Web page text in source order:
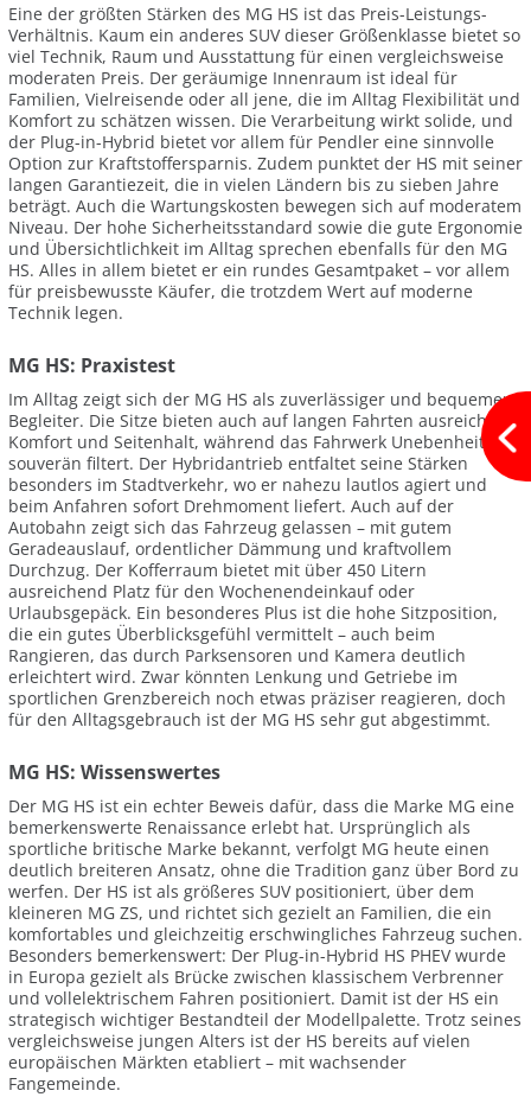
Eine der größten Stärken des MG HS ist das Preis-Leistungs-
Verhältnis. Kaum ein anderes SUV dieser Größenklasse bietet so
viel Technik, Raum und Ausstattung für einen vergleichsweise
moderaten Preis. Der geräumige Innenraum ist ideal für
Familien, Vielreisende oder all jene, die im Alltag Flexibilität und
Komfort zu schätzen wissen. Die Verarbeitung wirkt solide, und
der Plug-in-Hybrid bietet vor allem für Pendler eine sinnvolle
Option zur Kraftstoffersparnis. Zudem punktet der HS mit seiner
langen Garantiezeit, die in vielen Ländern bis zu sieben Jahre
beträgt. Auch die Wartungskosten bewegen sich auf moderatem
Niveau. Der hohe Sicherheitsstandard sowie die gute Ergonomie
und Übersichtlichkeit im Alltag sprechen ebenfalls für den MG
HS. Alles in allem bietet er ein rundes Gesamtpaket – vor allem
für preisbewusste Käufer, die trotzdem Wert auf moderne
Technik legen.
MG HS: Praxistest
Im Alltag zeigt sich der MG HS als zuverlässiger und bequemer
Begleiter. Die Sitze bieten auch auf langen Fahrten ausreichend
Komfort und Seitenhalt, während das Fahrwerk Unebenheiten
souverän filtert. Der Hybridantrieb entfaltet seine Stärken
besonders im Stadtverkehr, wo er nahezu lautlos agiert und
beim Anfahren sofort Drehmoment liefert. Auch auf der
Autobahn zeigt sich das Fahrzeug gelassen – mit gutem
Geradeauslauf, ordentlicher Dämmung und kraftvollem
Durchzug. Der Kofferraum bietet mit über 450 Litern
ausreichend Platz für den Wochenendeinkauf oder
Urlaubsgepäck. Ein besonderes Plus ist die hohe Sitzposition,
die ein gutes Überblicksgefühl vermittelt – auch beim
Rangieren, das durch Parksensoren und Kamera deutlich
erleichtert wird. Zwar könnten Lenkung und Getriebe im
sportlichen Grenzbereich noch etwas präziser reagieren, doch
für den Alltagsgebrauch ist der MG HS sehr gut abgestimmt.
MG HS: Wissenswertes
Der MG HS ist ein echter Beweis dafür, dass die Marke MG eine
bemerkenswerte Renaissance erlebt hat. Ursprünglich als
sportliche britische Marke bekannt, verfolgt MG heute einen
deutlich breiteren Ansatz, ohne die Tradition ganz über Bord zu
werfen. Der HS ist als größeres SUV positioniert, über dem
kleineren MG ZS, und richtet sich gezielt an Familien, die ein
komfortables und gleichzeitig erschwingliches Fahrzeug suchen.
Besonders bemerkenswert: Der Plug-in-Hybrid HS PHEV wurde
in Europa gezielt als Brücke zwischen klassischem Verbrenner
und vollelektrischem Fahren positioniert. Damit ist der HS ein
strategisch wichtiger Bestandteil der Modellpalette. Trotz seines
vergleichsweise jungen Alters ist der HS bereits auf vielen
europäischen Märkten etabliert – mit wachsender
Fangemeinde.